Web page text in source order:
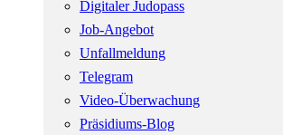
Digitaler Judopass
Job-Angebot
Unfallmeldung
Telegram
Video-Überwachung
Präsidiums-Blog